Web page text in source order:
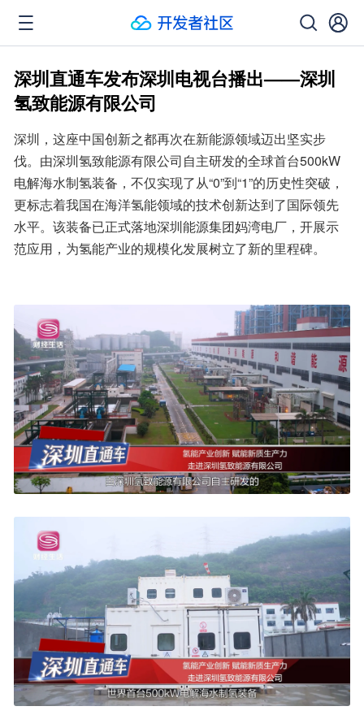
深圳直通车发布深圳电视台播出——深圳
氢致能源有限公司
深圳，这座中国创新之都再次在新能源领域迈出坚实步
伐。由深圳氢致能源有限公司自主研发的全球首台500kW
电解海水制氢装备，不仅实现了从“0”到“1”的历史性突破，
更标志着我国在海洋氢能领域的技术创新达到了国际领先
水平。该装备已正式落地深圳能源集团妈湾电厂，开展示
范应用，为氢能产业的规模化发展树立了新的里程碑。